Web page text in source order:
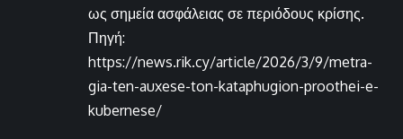
ως σημεία ασφάλειας σε περιόδους κρίσης.
Πηγή:
https://news.rik.cy/article/2026/3/9/metra-
gia-ten-auxese-ton-kataphugion-proothei-e-
kubernese/